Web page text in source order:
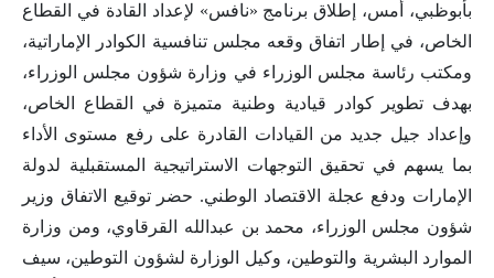
بأبوظبي، أمس، إطلاق برنامج «نافس» لإعداد القادة في القطاع
الخاص، في إطار اتفاق وقعه مجلس تنافسية الكوادر الإماراتية،
ومكتب رئاسة مجلس الوزراء في وزارة شؤون مجلس الوزراء،
بهدف تطوير كوادر قيادية وطنية متميزة في القطاع الخاص،
وإعداد جيل جديد من القيادات القادرة على رفع مستوى الأداء
بما يسهم في تحقيق التوجهات الاستراتيجية المستقبلية لدولة
الإمارات ودفع عجلة الاقتصاد الوطني. حضر توقيع الاتفاق وزير
شؤون مجلس الوزراء، محمد بن عبدالله القرقاوي، ومن وزارة
الموارد البشرية والتوطين، وكيل الوزارة لشؤون التوطين، سيف